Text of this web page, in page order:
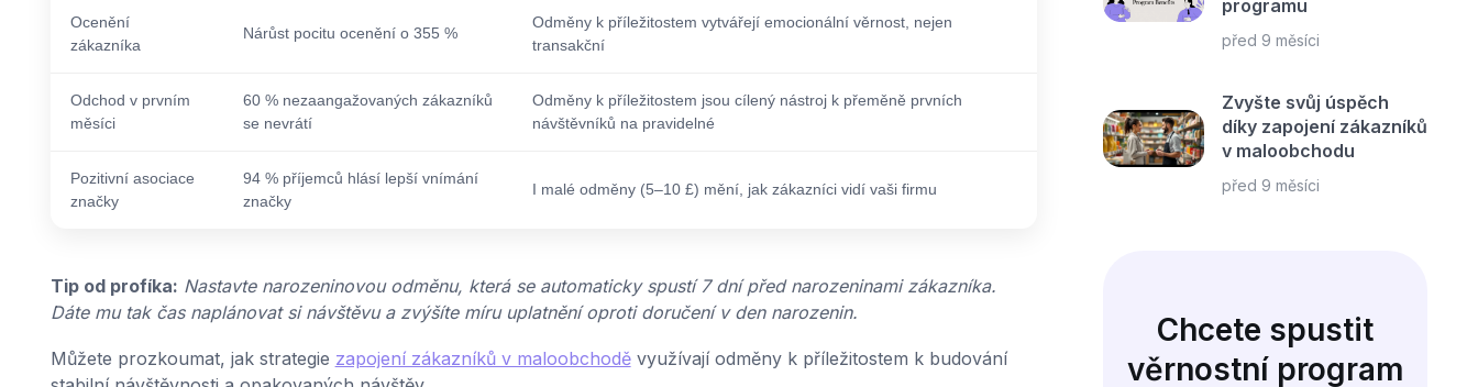
Ocenění
zákazníka
Nárůst pocitu ocenění o 355 %
Odměny k příležitostem vytvářejí emocionální věrnost, nejen
transakční
Odchod v prvním
měsíci
60 % nezaangažovaných zákazníků
se nevrátí
Odměny k příležitostem jsou cílený nástroj k přeměně prvních
návštěvníků na pravidelné
Pozitivní asociace
značky
94 % příjemců hlásí lepší vnímání
značky
I malé odměny (5–10 £) mění, jak zákazníci vidí vaši firmu
Tip od profíka: Nastavte narozeninovou odměnu, která se automaticky spustí 7 dní před narozeninami zákazníka.
Dáte mu tak čas naplánovat si návštěvu a zvýšíte míru uplatnění oproti doručení v den narozenin.
Můžete prozkoumat, jak strategie zapojení zákazníků v maloobchoděvyužívají odměny k příležitostem k budování
programu
před 9 měsíci
Zvyšte svůj úspěch
díky zapojení zákazníků
v maloobchodu
před 9 měsíci
Chcete spustit
věrnostní program